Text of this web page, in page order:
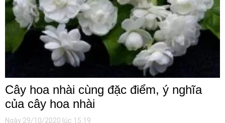
Cây hoa nhài cùng đặc điểm, ý nghĩa
của cây hoa nhài
Ngày 29/10/2020 lúc 15:19